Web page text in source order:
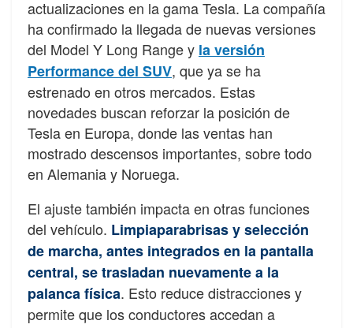
actualizaciones en la gama Tesla. La compañía
ha confirmado la llegada de nuevas versiones
del Model Y Long Range y la versión
Performance del SUV, que ya se ha
estrenado en otros mercados. Estas
novedades buscan reforzar la posición de
Tesla en Europa, donde las ventas han
mostrado descensos importantes, sobre todo
en Alemania y Noruega.
El ajuste también impacta en otras funciones
del vehículo. Limpiaparabrisas y selección
de marcha, antes integrados en la pantalla
central, se trasladan nuevamente a la
palanca física. Esto reduce distracciones y
permite que los conductores accedan a